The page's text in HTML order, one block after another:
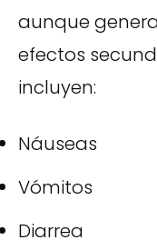
aunque
efectos
incluyen:
Náuseas
Vómitos
Diarrea